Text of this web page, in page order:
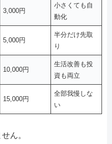
3,000円
小さくても自
動化
5,000円
半分だけ先取
り
10,000円
生活改善も投
資も両立
15,000円
全部我慢しな
い
ん。